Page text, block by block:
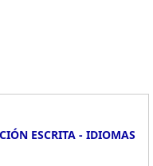
ESCRITA - IDIOMAS